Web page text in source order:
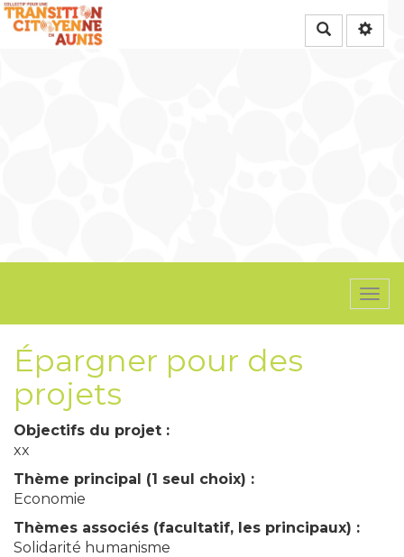
Rechercher
Épargner pour des
projets
Objectifs du projet :
xx
Thème principal (1 seul choix) :
Economie
Thèmes associés (facultatif, les principaux) :
Solidarité humanisme